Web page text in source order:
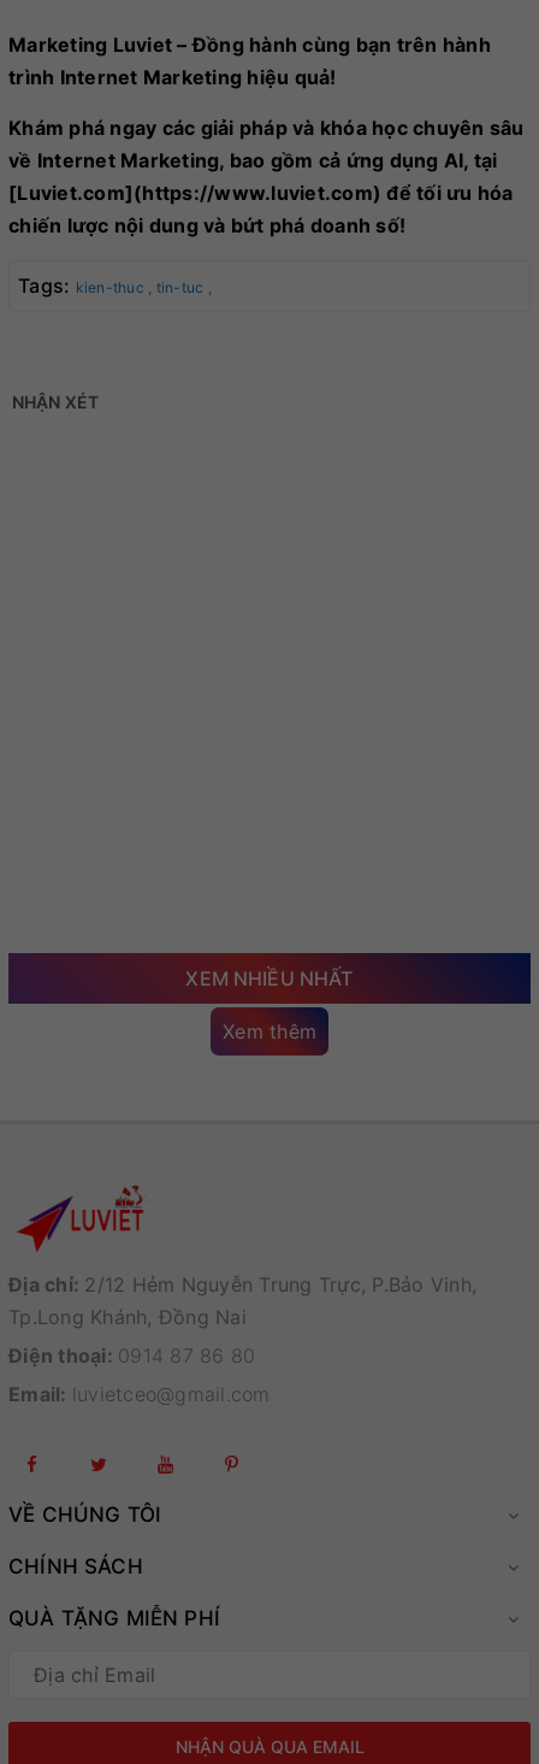
Marketing Luviet – Đồng hành cùng bạn trên hành
trình Internet Marketing hiệu quả!
Khám phá ngay các giải pháp và khóa học chuyên sâu
về Internet Marketing, bao gồm cả ứng dụng AI, tại
[Luviet.com](https://www.luviet.com) để tối ưu hóa
chiến lược nội dung và bứt phá doanh số!
Tags: kien-thuc , tin-tuc ,
NHẬN XÉT
XEM NHIỀU NHẤT
Xem thêm
Địa chỉ: 2/12 Hẻm Nguyễn Trung Trực, P.Bảo Vinh,
Tp.Long Khánh, Đồng Nai
Điện thoại: 0914 87 86 80
Email: luvietceo@gmail.com
VỀ CHÚNG TÔI
CHÍNH SÁCH
QUÀ TẶNG MIỄN PHÍ